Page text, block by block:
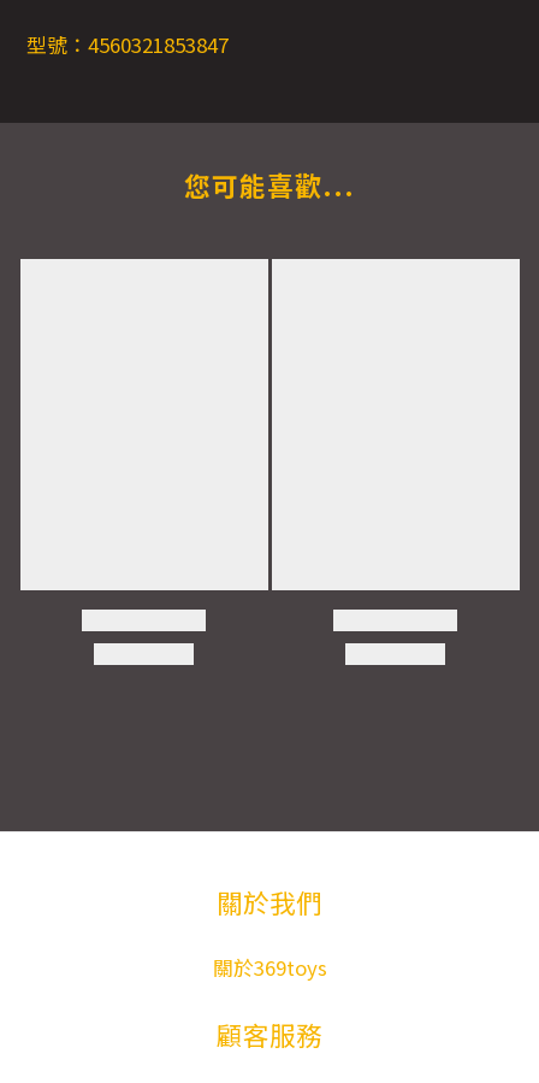
型號：4560321853847
您可能喜歡...
關於我們
關於369toys
顧客服務